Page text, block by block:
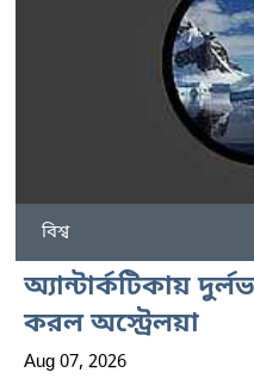
বিশ্ব
অ্যান্টার্কটিকায়
করল অস্ট্রেলয়া
Aug 07, 2026